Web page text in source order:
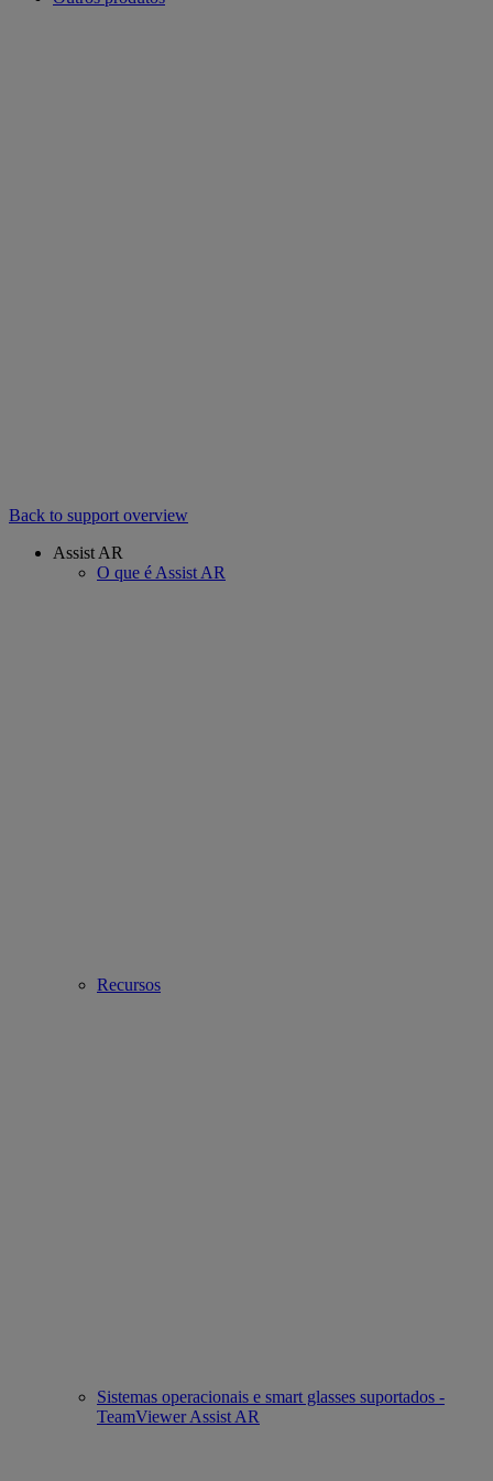
Back to support overview
Assist AR
O que é Assist AR
Recursos
Sistemas operacionais e smart glasses suportados -
TeamViewer Assist AR